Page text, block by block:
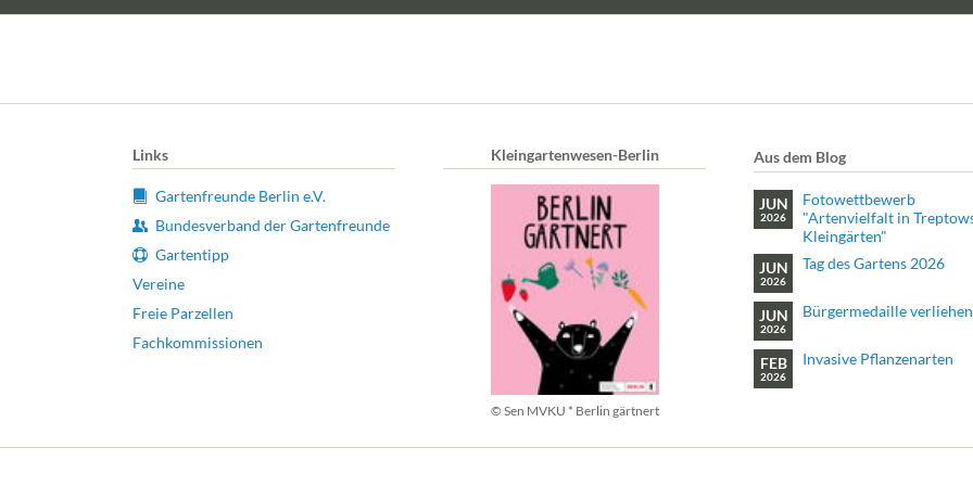
Links
Gartenfreunde Berlin e.V.
Bundesverband der Gartenfreunde
Gartentipp
Vereine
Freie Parzellen
Fachkommissionen
Kleingartenwesen-Berlin
© Sen MVKU * Berlin gärtnert
Aus dem Blog
JUN
2026
Fotowettbewerb
"Artenvielfalt in
Kleingärten"
JUN
2026
Tag des Gartens 2026
JUN
2026
Bürgermedaille verliehen
FEB
2026
Invasive Pflanzenarten